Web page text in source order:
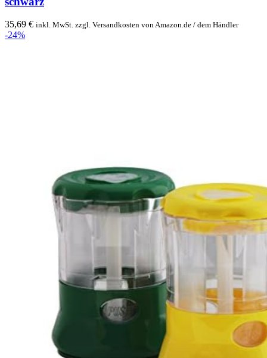
35,69 € inkl. MwSt. zzgl. Versandkosten von Amazon.de / dem Händler
-24%